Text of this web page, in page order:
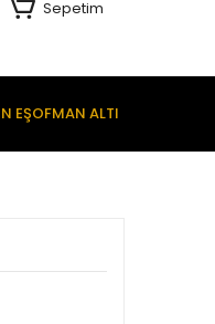
Sepetim
EŞOFMAN ALTI